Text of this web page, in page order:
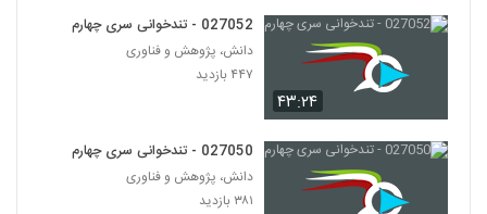
۴۳:۲۴
027052 - تندخوانی سری چهارم
دانش، پژوهش و فناوری
۴۴۷ بازدید
027050 - تندخوانی سری چهارم
دانش، پژوهش و فناوری
۳۸۱ بازدید